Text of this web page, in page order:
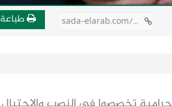
طباعة sada-elarab.com/736266